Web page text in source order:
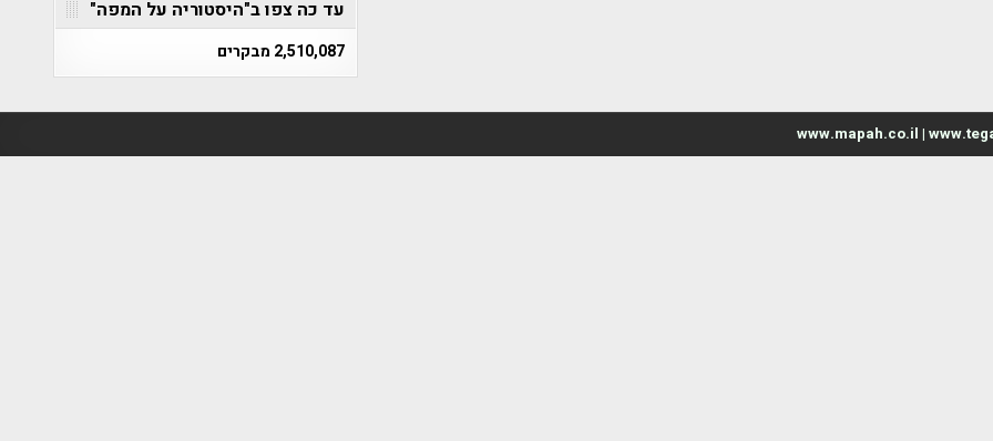
עד כה צפו ב"היסטוריה על המפה"
2,510,087 מבקרים